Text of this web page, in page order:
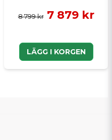
8 799 kr 7 879 kr
LÄGG I KORGEN